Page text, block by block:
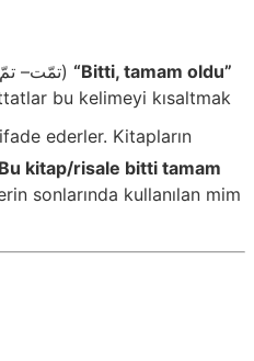
, ( ﺗﻤّﺖ– ﺗﻢّ) “Bitti, tamam oldu”
bu kelimeyi kısaltmak
ederler. Kitapların
kitap/risale bitti tamam
sonlarında kullanılan mim